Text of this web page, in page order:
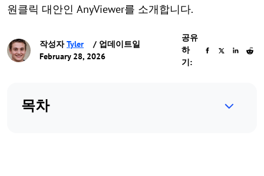
원클릭 대안인 AnyViewer를 소개합니다.
작성자Tyler
/ 업데이트일
February 28, 2026
공유
하
기:
목차